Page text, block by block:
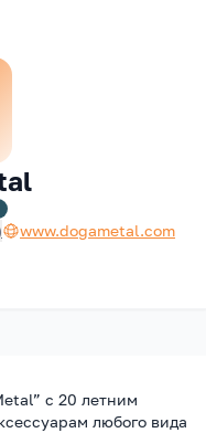
www.dogametal.com
с 20 летним
любого вида